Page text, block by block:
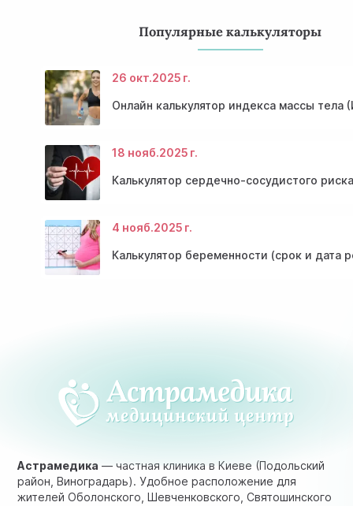
Популярные калькуляторы
26 окт.2025 г.
Онлайн калькулятор индекса массы тела
18 нояб.2025 г.
Калькулятор сердечно-сосудистого
4 нояб.2025 г.
Калькулятор беременности (срок и дата
Астрамедика — частная клиника в Киеве (Подольский
район, Виноградарь). Удобное расположение для
жителей Оболонского, Шевченковского, Святошинского